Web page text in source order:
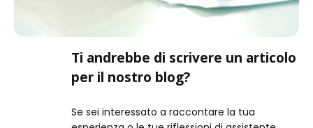
Ti andrebbe di scrivere un articolo
per il nostro blog?
Se sei interessato a raccontare la tua